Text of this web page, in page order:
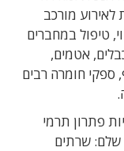
מורכב
, טיפול במחברים
, אטמים,
, ספקי חומרה רבים
.
פתרון תרמי
שלם: שרתים